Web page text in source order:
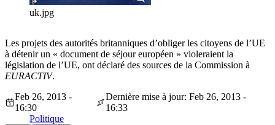
uk.jpg
Les projets des autorités britanniques d’obliger les citoyens de l’UE
à détenir un « document de séjour européen » violeraient la
législation de l’UE, ont déclaré des sources de la Commission à
EURACTIV.
Feb 26, 2013 -
16:30
Dernière mise à jour: Feb 26, 2013 -
16:33
Politique